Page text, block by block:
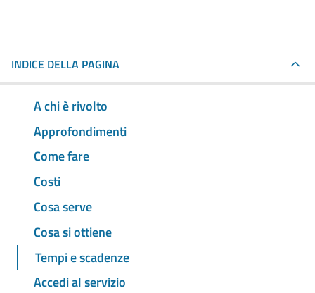
INDICE DELLA PAGINA
A chi è rivolto
Approfondimenti
Come fare
Costi
Cosa serve
Cosa si ottiene
Tempi e scadenze
Accedi al servizio